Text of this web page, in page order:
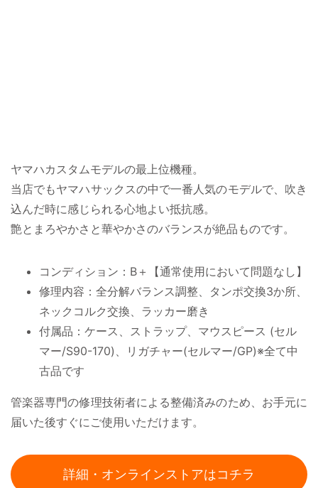
ヤマハカスタムモデルの最上位機種。
当店でもヤマハサックスの中で一番人気のモデルで、吹き
込んだ時に感じられる心地よい抵抗感。
艶とまろやかさと華やかさのバランスが絶品ものです。
コンディション：B＋【通常使用において問題なし】
修理内容：全分解バランス調整、タンポ交換3か所、
ネックコルク交換、ラッカー磨き
付属品：ケース、ストラップ、マウスピース (セル
マー/S90-170)、リガチャー(セルマー/GP)※全て中
古品です
管楽器専門の修理技術者による整備済みのため、お手元に
届いた後すぐにご使用いただけます。
詳細・オンラインストアはコチラ